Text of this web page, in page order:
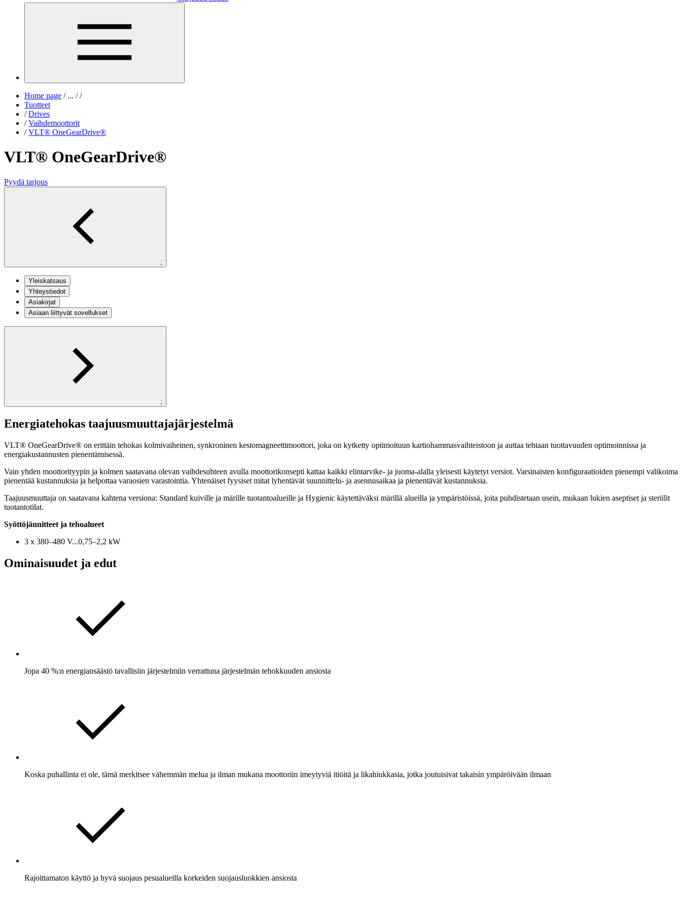
Home page /... / /
Tuotteet
/ Drives
/ Vaihdemoottorit
/ VLT® OneGearDrive®
VLT® OneGearDrive®
Pyydä tarjous
;
Yleiskatsaus
Yhteystiedot
Asiakirjat
Asiaan liittyvät sovellukset
;
Energiatehokas taajuusmuuttajajärjestelmä
VLT® OneGearDrive® on erittäin tehokas kolmivaiheinen, synkroninen kestomagneettimoottori, joka on kytketty optimoituun kartiohammasvaihteistoon ja auttaa tehtaan tuottavuuden optimoinnissa ja
energiakustannusten pienentämisessä.
Vain yhden moottorityypin ja kolmen saatavana olevan vaihdesuhteen avulla moottorikonsepti kattaa kaikki elintarvike- ja juoma-alalla yleisesti käytetyt versiot. Varsinaisten konfiguraatioiden pienempi valikoima
pienentää kustannuksia ja helpottaa varaosien varastointia. Yhtenäiset fyysiset mitat lyhentävät suunnittelu- ja asennusaikaa ja pienentävät kustannuksia.
Taajuusmuuttaja on saatavana kahtena versiona: Standard kuiville ja märille tuotantoalueille ja Hygienic käytettäväksi märillä alueilla ja ympäristöissä, joita puhdistetaan usein, mukaan lukien aseptiset ja steriilit
tuotantotilat.
Syöttöjännitteet ja tehoalueet
3 x 380–480 V...0,75–2,2 kW
Ominaisuudet ja edut
Jopa 40 %:n energiansäästö tavallisiin järjestelmiin verrattuna järjestelmän tehokkuuden ansiosta
Koska puhallinta ei ole, tämä merkitsee vähemmän melua ja ilman mukana moottoriin imeytyviä itiöitä ja likahiukkasia, jotka joutuisivat takaisin ympäröivään ilmaan
Rajoittamaton käyttö ja hyvä suojaus pesualueilla korkeiden suojausluokkien ansiosta